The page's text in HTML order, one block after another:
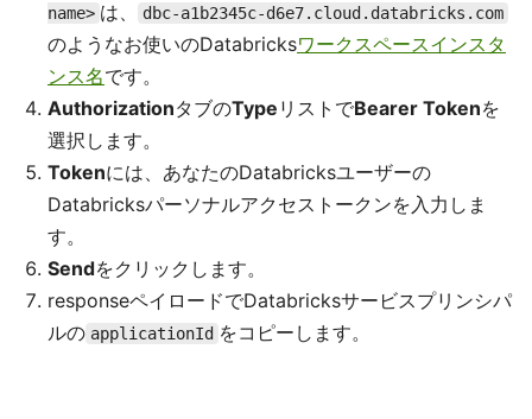
name> は、 dbc-a1b2345c-d6e7.cloud.databricks.com
のようなお使いのDatabricksワークスペースインスタ
ンス名です。
AuthorizationタブのType リストでBearer Tokenを
選択します。
Tokenには、あなたのDatabricksユーザーの
Databricksパーソナルアクセストークンを入力しま
す。
Sendをクリックします。
responseペイロードでDatabricksサービスプリンシパ
ルの applicationId をコピーします。